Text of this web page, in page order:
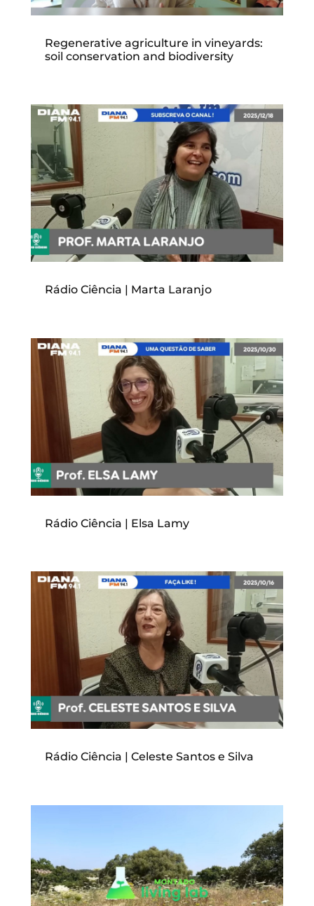
Regenerative agriculture in vineyards:
soil conservation and biodiversity
Rádio Ciência | Marta Laranjo
Rádio Ciência | Elsa Lamy
Rádio Ciência | Celeste Santos e Silva